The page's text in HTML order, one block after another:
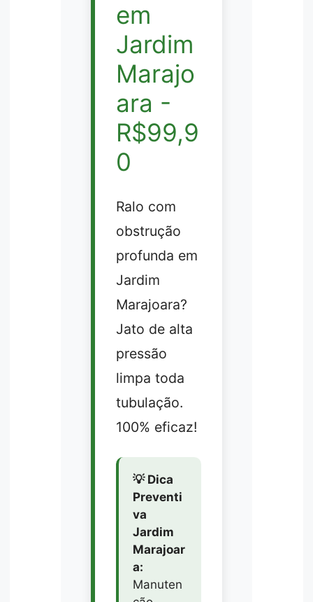
em
Jardim
Marajo
ara -
R$99,9
0
Ralo com
obstrução
profunda em
Jardim
Marajoara?
Jato de alta
pressão
limpa toda
tubulação.
100% eficaz!
💡 Dica
Preventi
va
Jardim
Marajoar
a:
Manuten